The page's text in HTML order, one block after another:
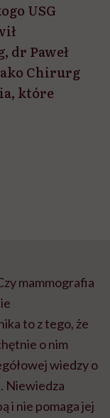
USG
dr Paweł
Chirurg
które
mammografia
to z tego, że
o nim
wiedzy o
Niewiedza
i nie pomaga jej